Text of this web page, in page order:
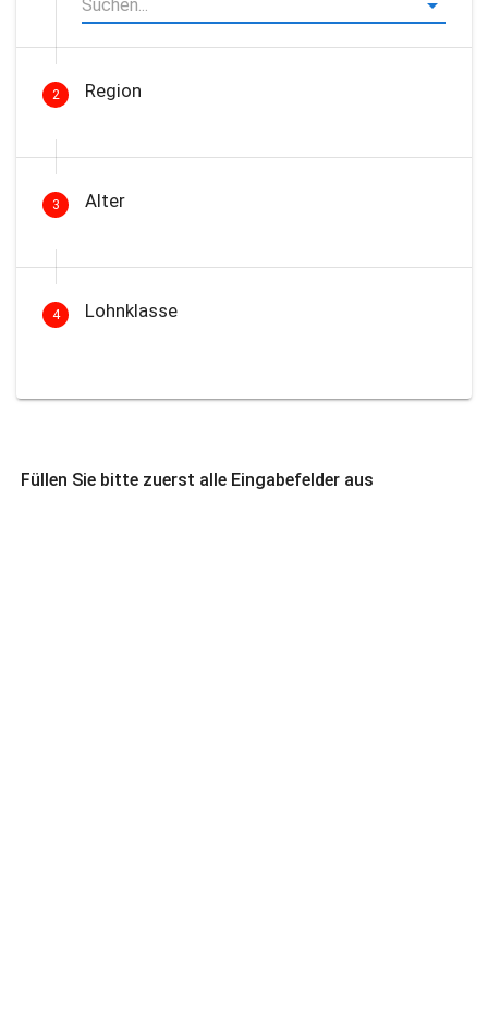
2 Region
3 Alter
4 Lohnklasse
Füllen Sie bitte zuerst alle Eingabefelder aus